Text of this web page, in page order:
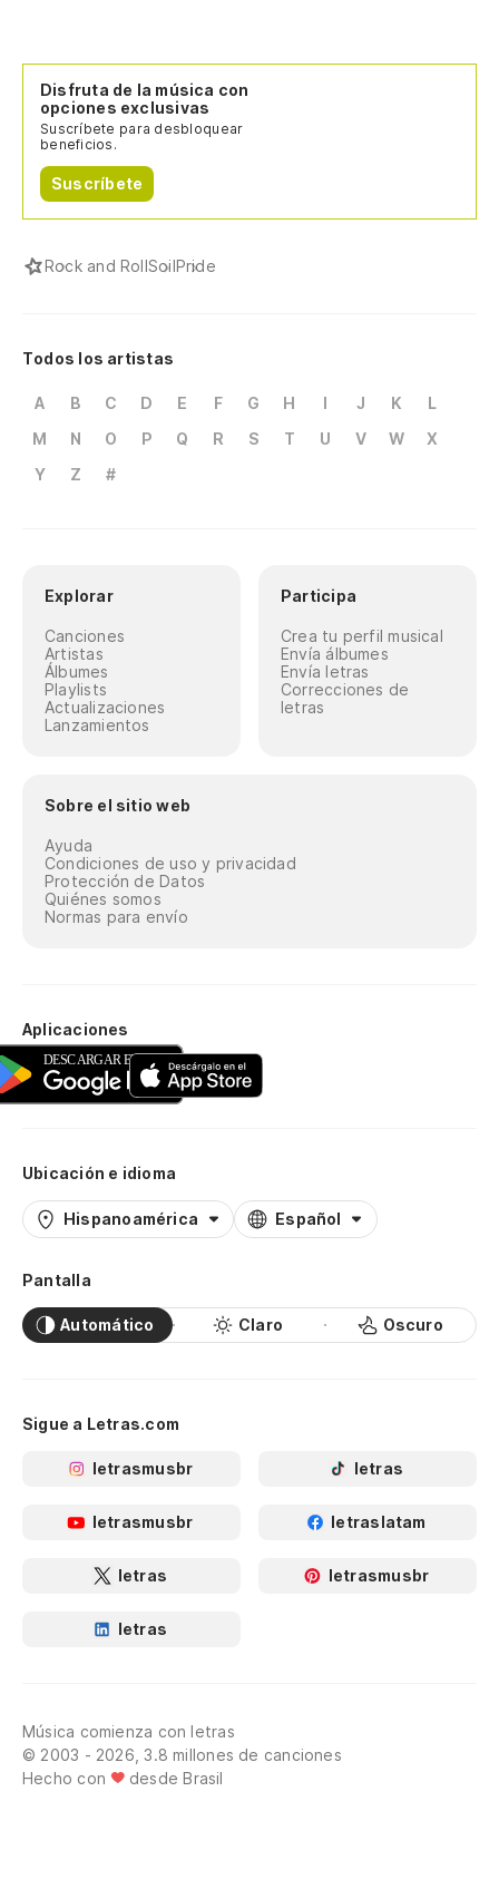
Disfruta de la música con
opciones exclusivas
Suscríbete para desbloquear
beneficios.
Suscríbete
Rock and RollSoilPride
Todos los artistas
A B C D E F G H I J K
L
M
N O P Q R S T U V W
X
Y
Z #
Explorar
Canciones
Artistas
Álbumes
Playlists
Actualizaciones
Lanzamientos
Participa
Crea tu perfil musical
Envía álbumes
Envía letras
Correcciones de
letras
Sobre el sitio web
Ayuda
Condiciones de uso y privacidad
Protección de Datos
Quiénes somos
Normas para envío
Aplicaciones
Ubicación e idioma
Hispanoamérica Español
Pantalla
Automático Claro Oscuro
Sigue a Letras.com
letrasmusbr letras
letrasmusbr letraslatam
letras letrasmusbr
letras
Música comienza con letras
© 2003 - 2026, 3.8 millones de canciones
Hecho con
desde Brasil